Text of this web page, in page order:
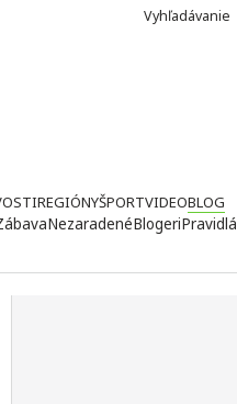
Vyhľadávanie
REGIÓNYŠPORTVIDEOBLOG
NezaradenéBlogeriPravidlá